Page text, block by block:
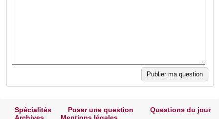
Spécialités Poser une question
Questions du jour